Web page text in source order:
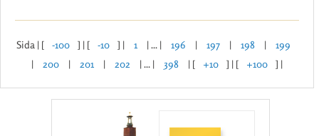
Sida | [ -100 ] | [ -10 ] | 1 | ... | 196 | 197 | 198 |
199
|
200 | 201 | 202 | ... | 398 | [ +10 ] | [ +100 ] |